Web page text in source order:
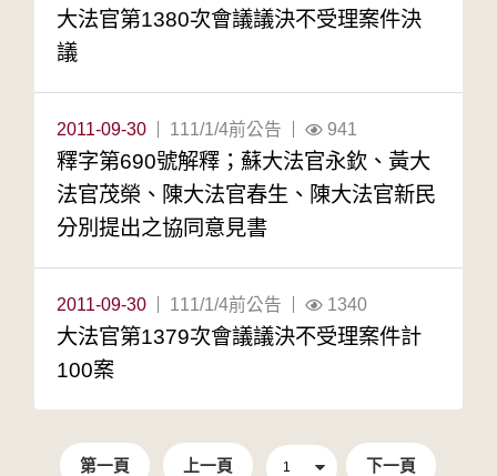
大法官第1380次會議議決不受理案件決
議
2011-09-30 111/1/4前公告 941
釋字第690號解釋；蘇大法官永欽、黃大
法官茂榮、陳大法官春生、陳大法官新民
分別提出之協同意見書
2011-09-30 111/1/4前公告 1340
大法官第1379次會議議決不受理案件計
100案
第一頁 上一頁 下一頁